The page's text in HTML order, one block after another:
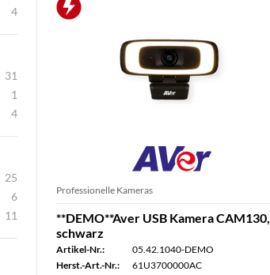
4
31
1
4
25
6
11
Professionelle Kameras
**DEMO**Aver USB Kamera CAM130,
schwarz
Artikel-Nr.:
05.42.1040-DEMO
Herst.-Art.-Nr.:
61U3700000AC